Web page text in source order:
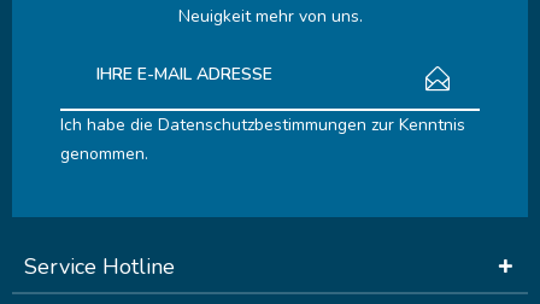
Neuigkeit mehr von uns.
Ich habe die Datenschutzbestimmungen zur Kenntnis
genommen.
Service Hotline